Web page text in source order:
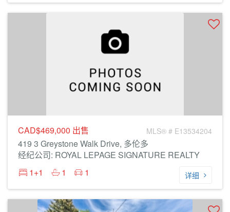
CAD$469,000 出售 MLS® # E13534204
419 3 Greystone Walk Drive, 多伦多
经纪公司: ROYAL LEPAGE SIGNATURE REALTY
1+1
1 1 详细